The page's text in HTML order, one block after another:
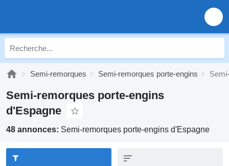
Semi-remorques Semi-remorques porte-engins
Semi-remorques porte-engins
d'Espagne
48 annonces: Semi-remorques porte-engins d'Espagne